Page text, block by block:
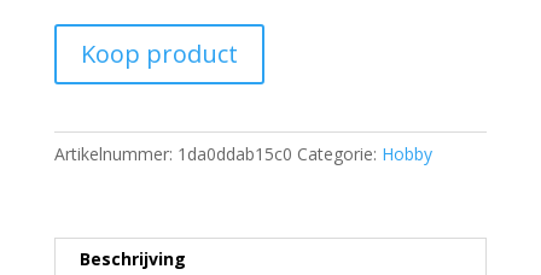
Koop product
Artikelnummer: 1da0ddab15c0 Categorie: Hobby
Beschrijving